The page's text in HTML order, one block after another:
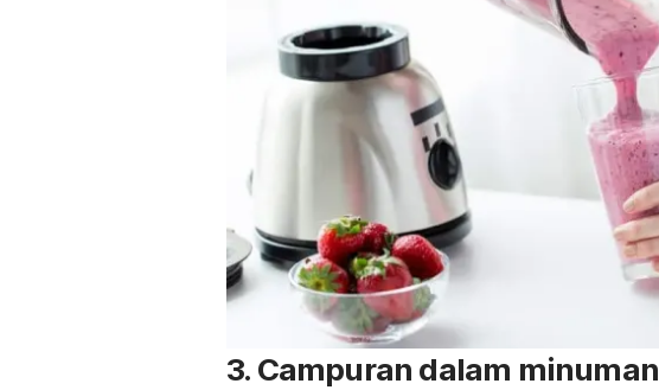
3. Campuran dalam minuman